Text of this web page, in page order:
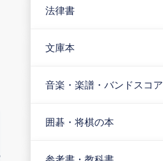
法律書
文庫本
音楽・楽譜・バンドスコア
囲碁・将棋の本